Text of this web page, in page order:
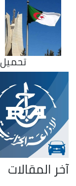
تحميل
آخر المقالات